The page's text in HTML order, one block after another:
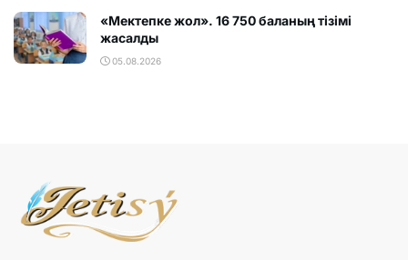
«Мектепке жол». 16 750 баланың тізімі
жасалды
05.08.2026